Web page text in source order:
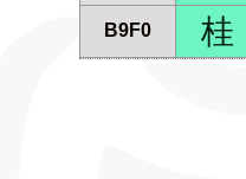
B9F0 桂